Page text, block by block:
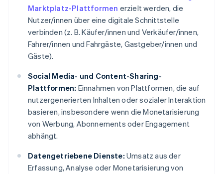
Marktplatz-Plattformen erzielt werden, die
Nutzer/innen über eine digitale Schnittstelle
verbinden (z. B. Käufer/innen und Verkäufer/innen,
Fahrer/innen und Fahrgäste, Gastgeber/innen und
Gäste).
Social Media- und Content-Sharing-
Plattformen: Einnahmen von Plattformen, die auf
nutzergenerierten Inhalten oder sozialer Interaktion
basieren, insbesondere wenn die Monetarisierung
von Werbung, Abonnements oder Engagement
abhängt.
Datengetriebene Dienste: Umsatz aus der
Erfassung, Analyse oder Monetarisierung von